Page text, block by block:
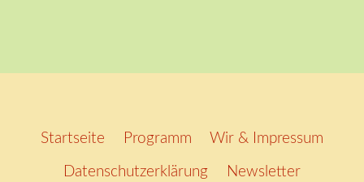
Startseite Programm Wir & Impressum
Datenschutzerklärung Newsletter